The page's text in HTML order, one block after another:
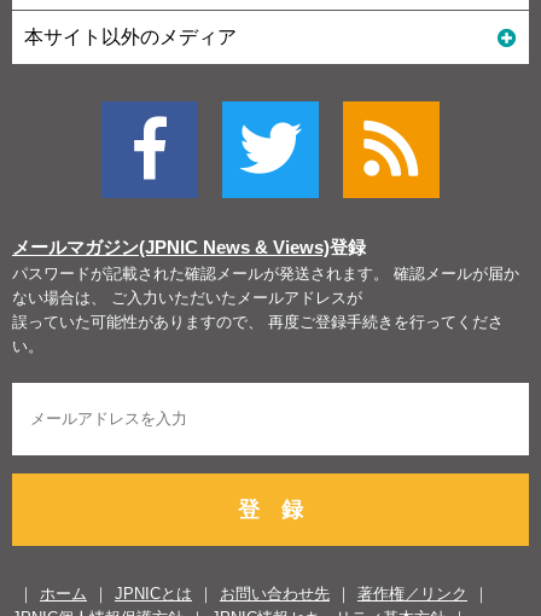
本サイト以外のメディア
メールマガジン(JPNIC News & Views)登録
パスワードが記載された確認メールが発送されます。 確認メールが届か
ない場合は、 ご入力いただいたメールアドレスが
誤っていた可能性がありますので、 再度ご登録手続きを行ってくださ
い。
登 録
ホーム JPNICとは お問い合わせ先
著作権／リンク